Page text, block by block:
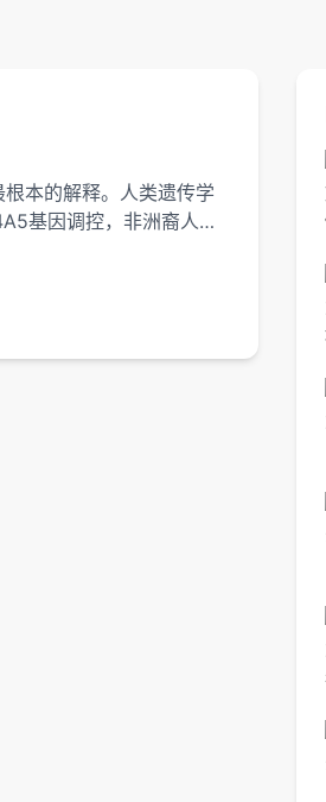
本的解释。人类遗传学
基因调控，非洲裔人群